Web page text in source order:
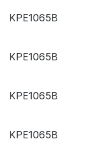
KPE1065B
KPE1065B
KPE1065B
KPE1065B